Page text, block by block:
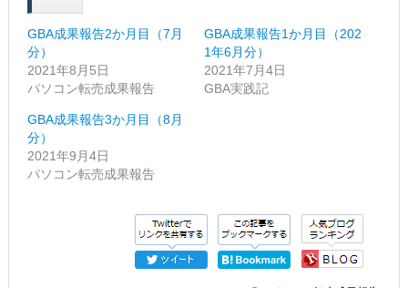
GBA成果報告2か月目（7月
分）
2021年8月5日
パソコン転売成果報告
GBA成果報告1か月目（202
1年6月分）
2021年7月4日
GBA実践記
GBA成果報告3か月目（8月
分）
2021年9月4日
パソコン転売成果報告